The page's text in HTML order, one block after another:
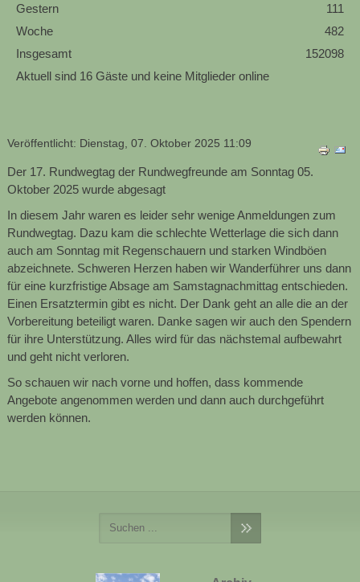
Gestern
111
Woche
482
Insgesamt
152098
Aktuell sind 16 Gäste und keine Mitglieder online
Veröffentlicht: Dienstag, 07. Oktober 2025 11:09
Der 17. Rundwegtag der Rundwegfreunde am Sonntag 05.
Oktober 2025wurde abgesagt
In diesem Jahr waren es leider sehr wenige Anmeldungen zum
Rundwegtag. Dazu kam die schlechte Wetterlage die sich dann
auch am Sonntag mit Regenschauern und starken Windböen
abzeichnete. Schweren Herzen haben wir Wanderführer uns dann
für eine kurzfristige Absage am Samstagnachmittagentschieden.
Einen Ersatztermin gibt es nicht. Der Dank geht an alle die an der
Vorbereitung beteiligt waren. Danke sagen wir auch den Spendern
für ihre Unterstützung. Alles wird für das nächstemalaufbewahrt
und geht nicht verloren.
So schauen wir nach vorne und hoffen, dass kommende
Angebote angenommen werden und dann auch durchgeführt
werden können.